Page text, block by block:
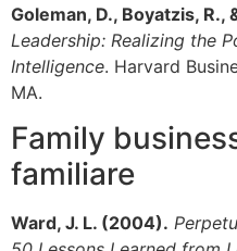
Goleman, D., Boyatzis, R.,
Leadership: Realizing the
Intelligence. Harvard
MA.
Family
familiare
Ward, J. L. (2004).